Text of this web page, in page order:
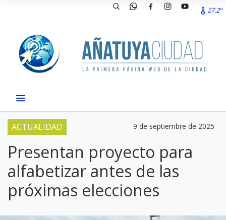
27.2º
ACTUALIDAD 9 de septiembre de 2025
Presentan proyecto para
alfabetizar antes de las
próximas elecciones